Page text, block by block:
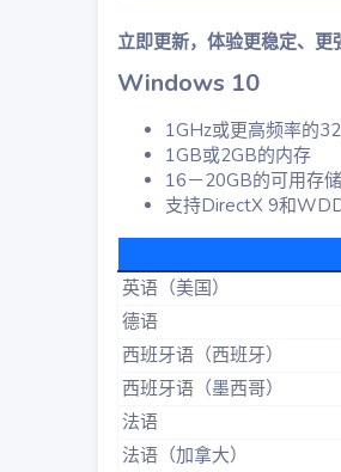
立即更新，体验更稳定、
Windows 10​
1GHz或更高频率的
1GB或2GB的内存
16－20GB的可用存
支持DirectX 9和
英语（美国）
德语
西班牙语（西班牙）
西班牙语（墨西哥）
法语
法语（加拿大）